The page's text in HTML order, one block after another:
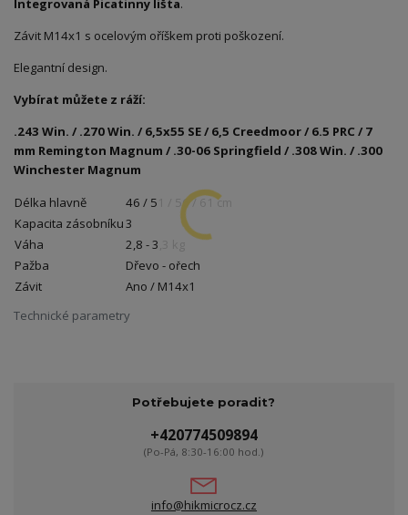
Integrovaná Picatinny lišta.
Závit M14x1 s ocelovým oříškem proti poškození.
Elegantní design.
Vybírat můžete z ráží:
.243 Win. / .270 Win. / 6,5x55 SE / 6,5 Creedmoor / 6.5 PRC / 7
mm Remington Magnum / .30-06 Springfield / .308 Win. / .300
Winchester Magnum
Technické parametry
Délka hlavně
46 / 51 / 56 / 61 cm
Kapacita zásobníku3
Váha
2,8 - 3,3 kg
Pažba
Dřevo - ořech
Závit
Ano / M14x1
Potřebujete poradit?
+420774509894
(Po-Pá, 8:30-16:00 hod.)
info@hikmicrocz.cz